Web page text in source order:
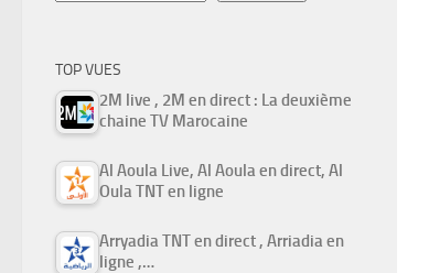
TOP VUES
2M live , 2M en direct : La deuxième
chaine TV Marocaine
Al Aoula Live, Al Aoula en direct, Al
Oula TNT en ligne
Arryadia TNT en direct , Arriadia en
ligne ,…